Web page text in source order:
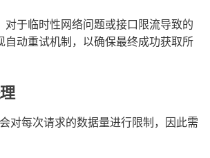
对于临时性网络问题或接口限流导致的
自动重试机制，以确保最终成功获取所
对每次请求的数据量进行限制，因此需